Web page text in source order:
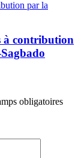
à contribution
obligatoires